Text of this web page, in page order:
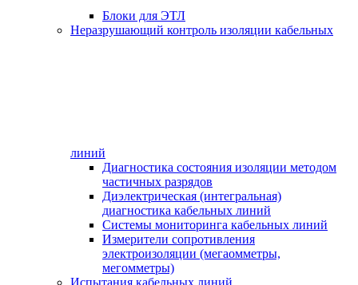
Блоки для ЭТЛ
Неразрушающий контроль изоляции кабельных
линий
Диагностика состояния изоляции методом
частичных разрядов
Диэлектрическая (интегральная)
диагностика кабельных линий
Системы мониторинга кабельных линий
Измерители сопротивления
электроизоляции (мегаомметры,
мегомметры)
Испытания кабельных линий